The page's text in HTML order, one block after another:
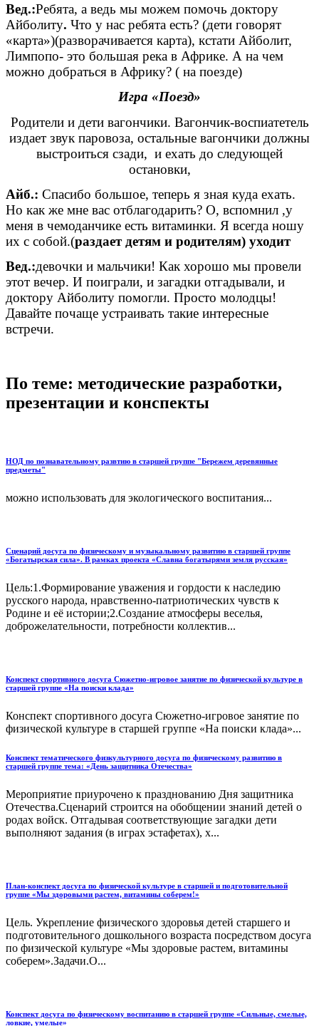
Вед.:Ребята, а ведь мы можем помочь доктору
Айболиту. Что у нас ребята есть? (дети говорят
«карта»)(разворачивается карта), кстати Айболит,
Лимпопо- это большая река в Африке. А на чем
можно добраться в Африку? ( на поезде)
Игра «Поезд»
Родители и дети вагончики. Вагончик-воспиатетель
издает звук паровоза, остальные вагончики должны
выстроиться сзади, и ехать до следующей
остановки,
Айб.: Спасибо большое, теперь я зная куда ехать.
Но как же мне вас отблагодарить? О, вспомнил ,у
меня в чемоданчике есть витаминки. Я всегда ношу
их с собой.(раздает детям и родителям) уходит
Вед.:девочки и мальчики! Как хорошо мы провели
этот вечер. И поиграли, и загадки отгадывали, и
доктору Айболиту помогли. Просто молодцы!
Давайте почаще устраивать такие интересные
встречи.
По теме: методические разработки,
презентации и конспекты
НОД по познавательному развтию в старшей группе "Бережем деревянные
предметы"
можно использовать для экологического воспитания...
Сценарий досуга по физическому и музыкальному развитию в старшей группе
«Богатырская сила». В рамках проекта «Славна богатырями земля русская»
Цель:1.Формирование уважения и гордости к наследию
русского народа, нравственно-патриотических чувств к
Родине и её истории;2.Создание атмосферы веселья,
доброжелательности, потребности коллектив...
Конспект спортивного досуга Сюжетно-игровое занятие по физической культуре в
старшей группе «На поиски клада»
Конспект спортивного досуга Сюжетно-игровое занятие по
физической культуре в старшей группе «На поиски клада»...
Конспект тематического физкультурного досуга по физическому развитию в
старшей группе тема: «День защитника Отечества»
Мероприятие приурочено к празднованию Дня защитника
Отечества.Сценарий строится на обобщении знаний детей о
родах войск. Отгадывая соответствующие загадки дети
выполняют задания (в играх эстафетах), х...
План-конспект досуга по физической культуре в старшей и подготовительной
группе «Мы здоровыми растем, витамины соберем!»
Цель. Укрепление физического здоровья детей старшего и
подготовительного дошкольного возраста посредством досуга
по физической культуре «Мы здоровые растем, витамины
соберем».Задачи.О...
Конспект досуга по физическому воспитанию в старшей группе «Сильные, смелые,
ловкие, умелые»